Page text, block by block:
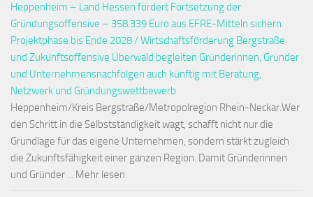
Heppenheim – Land Hessen fördert Fortsetzung der
Gründungsoffensive – 358.339 Euro aus EFRE-Mitteln sichern
Projektphase bis Ende 2028 / Wirtschaftsförderung Bergstraße
und Zukunftsoffensive Überwald begleiten Gründerinnen, Gründer
und Unternehmensnachfolgen auch künftig mit Beratung,
Netzwerk und Gründungswettbewerb
Heppenheim/Kreis Bergstraße/Metropolregion Rhein-Neckar.Wer
den Schritt in die Selbstständigkeit wagt, schafft nicht nur die
Grundlage für das eigene Unternehmen, sondern stärkt zugleich
die Zukunftsfähigkeit einer ganzen Region. Damit Gründerinnen
und Gründer ... Mehr lesen